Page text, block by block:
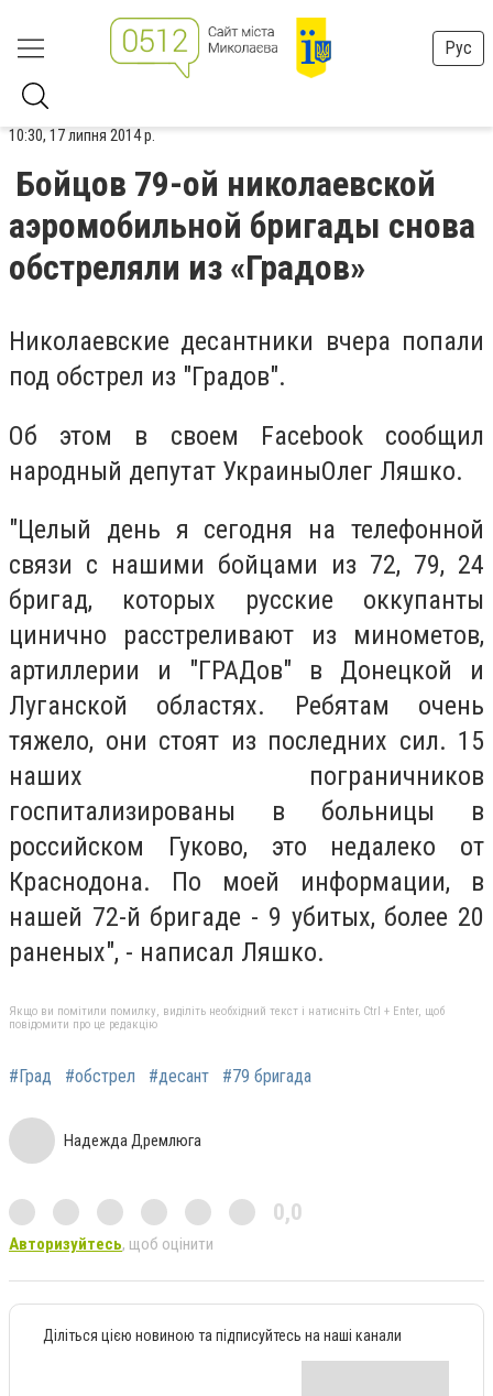
Рус
10:30, 17 липня 2014 р.
Бойцов 79-ой николаевской
аэромобильной бригады снова
обстреляли из «Градов»
Николаевские десантники вчера попали
под обстрел из "Градов".
Об этом в своем Facebook сообщил
народный депутат УкраиныОлег Ляшко.
"Целый день я сегодня на телефонной
связи с нашими бойцами из 72, 79, 24
бригад, которых русские оккупанты
цинично расстреливают из минометов,
артиллерии и "ГРАДов" в Донецкой и
Луганской областях. Ребятам очень
тяжело, они стоят из последних сил. 15
наших пограничников
госпитализированы в больницы в
российском Гуково, это недалеко от
Краснодона. По моей информации, в
нашей 72-й бригаде - 9 убитых, более 20
раненых", - написал Ляшко.
Якщо ви помітили помилку, виділіть необхідний текст і натисніть Ctrl + Enter, щоб
повідомити про це редакцію
#Град #обстрел #десант #79 бригада
Надежда Дремлюга
0,0
Авторизуйтесь, щоб оцінити
Діліться цією новиною та підписуйтесь на наші канали